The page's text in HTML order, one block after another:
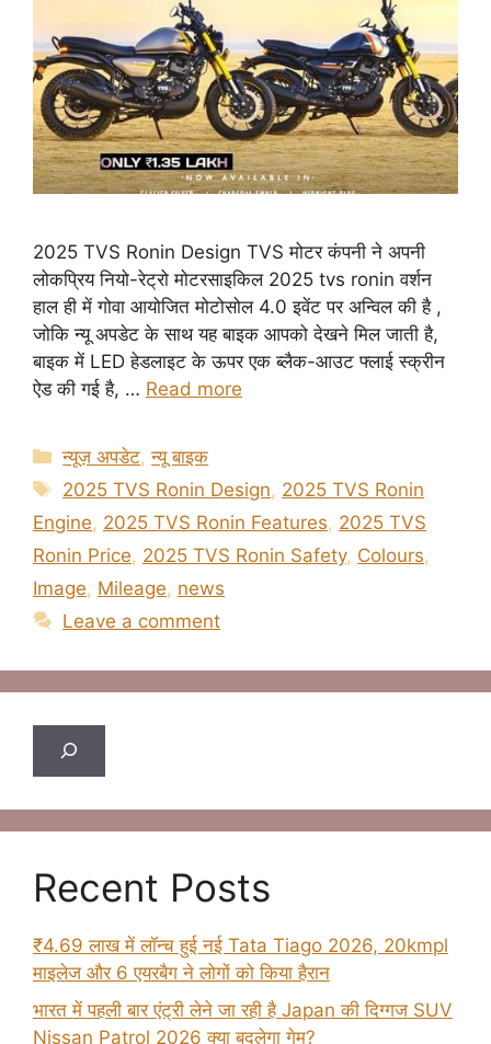
2025 TVS Ronin Design TVS मोटर कंपनी ने अपनी
लोकप्रिय नियो-रेट्रो मोटरसाइकिल 2025 tvs ronin वर्शन
हाल ही में गोवा आयोजित मोटोसोल 4.0 इवेंट पर अन्विल की है ,
जोकि न्यू अपडेट के साथ यह बाइक आपको देखने मिल जाती है,
बाइक में LED हेडलाइट के ऊपर एक ब्लैक-आउट फ्लाई स्क्रीन
ऐड की गई है, … Read more
Categories
न्यूज़ अपडेट,न्यू बाइक
Tags
2025 TVS Ronin Design, 2025 TVS Ronin
Engine, 2025 TVS Ronin Features, 2025 TVS
Ronin Price, 2025 TVS Ronin Safety, Colours,
Image, Mileage, news
Leave a comment
Search
Recent Posts
₹4.69 लाख में लॉन्च हुई नई Tata Tiago 2026, 20kmpl
माइलेज और 6 एयरबैग ने लोगों को किया हैरान
भारत में पहली बार एंट्री लेने जा रही है Japan की दिग्गज SUV
Nissan Patrol 2026 क्या बदलेगा गेम?